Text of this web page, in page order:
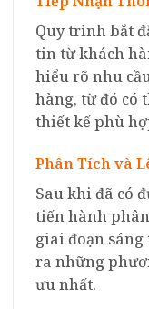
Quy trình bắt
tin từ khách
hiểu rõ nhu
hàng, từ đó có
thiết kế phù
Phân Tích và
Sau khi đã có
tiến hành
giai đoạn sáng
ra những
ưu nhất.